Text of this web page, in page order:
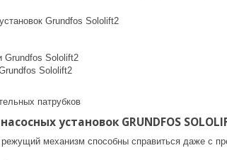
Grundfos Sololift2
Grundfos Sololift2
Sololift2
патрубков
установок GRUNDFOS
механизм способны справиться даже с